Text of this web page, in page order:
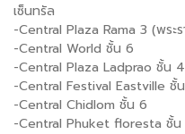
เซ็นทรัล
-Central Plaza Rama 3 (พระ
-Central World ชั้น 6
-Central Plaza Ladprao ชั้น 4
-Central Festival Eastville ชั้
-Central Chidlom ชั้น 6
-Central Phuket floresta ชั้น